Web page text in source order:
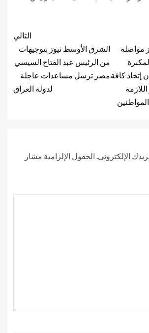
مواصلة
إتخاذ كافة
التالي
الشرق الأوسط نيوز بتوجيهات
من الرئيس عبد الفتاح السيسي
مصر ترسل مساعدات عاجلة
لدولة العراق
الإلكتروني. الحقول الإلزامية مشار